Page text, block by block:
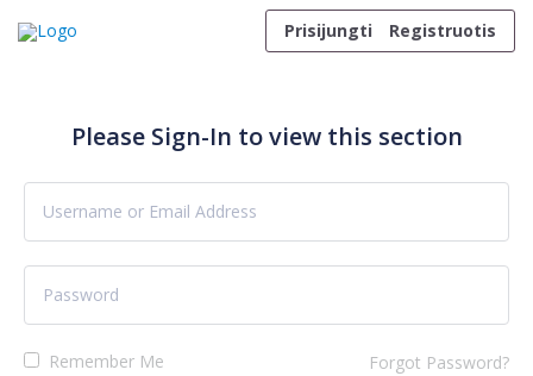
Prisijungti
Registruotis
Please Sign-In to view this section
Remember Me Forgot Password?